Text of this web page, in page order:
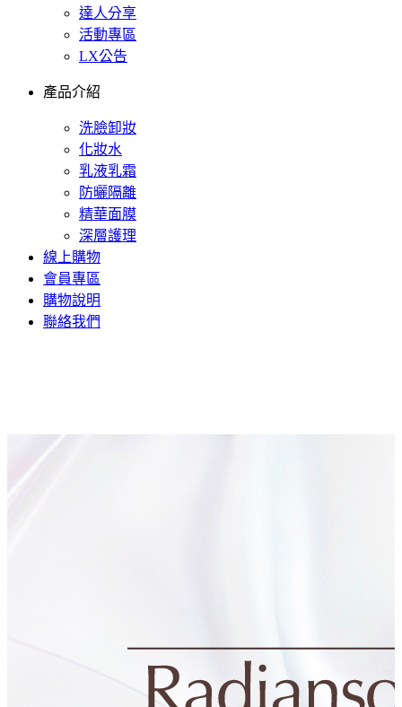
達人分享
活動專區
LX公告
產品介紹
洗臉卸妝
化妝水
乳液乳霜
防曬隔離
精華面膜
深層護理
線上購物
會員專區
購物說明
聯絡我們